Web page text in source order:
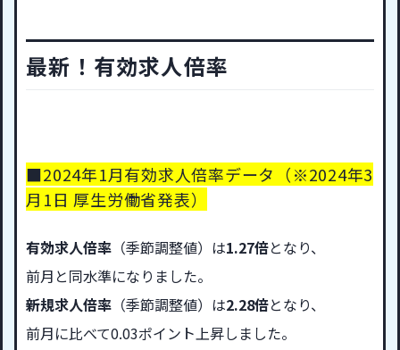
最新！有効求人倍率
■2024年1月有効求人倍率データ （※2024年3
月1日 厚生労働省発表）
有効求人倍率 （季節調整値）は1.27倍となり、
前月と同水準になりました。
新規求人倍率 （季節調整値）は2.28倍となり、
前月に比べて0.03ポイント上昇しました。